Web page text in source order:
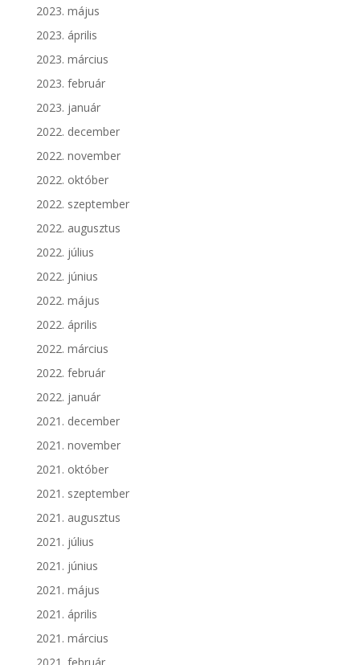
2023. május
2023. április
2023. március
2023. február
2023. január
2022. december
2022. november
2022. október
2022. szeptember
2022. augusztus
2022. július
2022. június
2022. május
2022. április
2022. március
2022. február
2022. január
2021. december
2021. november
2021. október
2021. szeptember
2021. augusztus
2021. július
2021. június
2021. május
2021. április
2021. március